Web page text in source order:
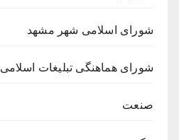
شورای اسلامی شهر مشهد
شورای هماهنگی تبلیغات اسلامی
صنعت